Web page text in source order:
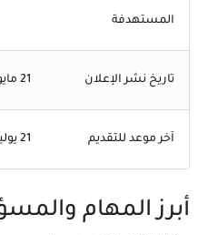
المستهدفة
تاريخ نشر الإعلان 21 مايو 2026
آخر موعد للتقديم 21 يوليو 2026
أبرز المهام